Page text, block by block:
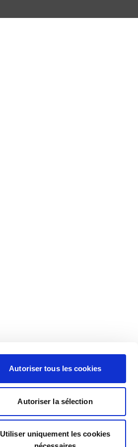
Autoriser tous les cookies
Autoriser la sélection
Utiliser uniquement les cookies